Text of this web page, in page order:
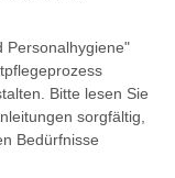
Personalhygiene"
Bitte lesen Sie
sorgfältig,
Bedürfnisse